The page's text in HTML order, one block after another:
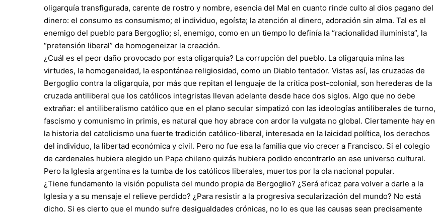
oligarquía transfigurada, carente de rostro y nombre, esencia del Mal en cuanto rinde culto al dios pagano del
dinero: el consumo es consumismo; el individuo, egoísta; la atención al dinero, adoración sin alma. Tal es el
enemigo del pueblo para Bergoglio; sí, enemigo, como en un tiempo lo definía la “racionalidad iluminista”, la
“pretensión liberal” de homogeneizar la creación.
¿Cuál es el peor daño provocado por esta oligarquía? La corrupción del pueblo. La oligarquía mina las
virtudes, la homogeneidad, la espontánea religiosidad, como un Diablo tentador. Vistas así, las cruzadas de
Bergoglio contra la oligarquía, por más que repitan el lenguaje de la crítica post-colonial, son herederas de la
cruzada antiliberal que los católicos integristas llevan adelante desde hace dos siglos. Algo que no debe
extrañar: el antiliberalismo católico que en el plano secular simpatizó con las ideologías antiliberales de turno,
fascismo y comunismo in primis, es natural que hoy abrace con ardor la vulgata no global. Ciertamente hay en
la historia del catolicismo una fuerte tradición católico-liberal, interesada en la laicidad política, los derechos
del individuo, la libertad económica y civil. Pero no fue esa la familia que vio crecer a Francisco. Si el colegio
de cardenales hubiera elegido un Papa chileno quizás hubiera podido encontrarlo en ese universo cultural.
Pero la Iglesia argentina es la tumba de los católicos liberales, muertos por la ola nacional popular.
¿Tiene fundamento la visión populista del mundo propia de Bergoglio? ¿Será eficaz para volver a darle a la
Iglesia y a su mensaje el relieve perdido? ¿Para resistir a la progresiva secularización del mundo? No está
dicho. Si es cierto que el mundo sufre desigualdades crónicas, no lo es que las causas sean precisamente